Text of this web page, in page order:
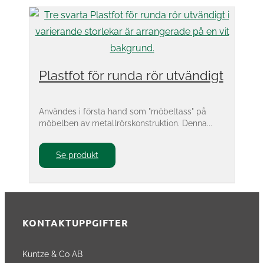
Plastfot för runda rör utvändigt
Användes i första hand som "möbeltass" på
möbelben av metallrörskonstruktion. Denna...
Se produkt
KONTAKTUPPGIFTER
Kuntze & Co AB